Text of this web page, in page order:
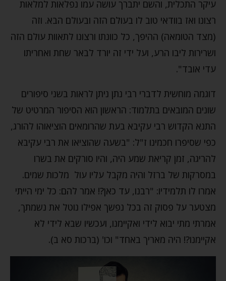
עיקר התכלית, והשם יתברך עושה עמו נפלאות למלאות
רצונו ואז בוודאי טוב לו בעולם הזה ובעולם הבא. וזה
(מצד הטומאה) ההיפך, כל כוונתו ורצונו לתאוות עולם הזה
ושרירות ליבו הרע, ועל ידי זה יורד לבאר שחת ואחריתו
עדי אובד".
דוגמה מוחשית לדברי רבי נתן ניתן לראות בשני סיפורים
שונים המובאים בתלמוד: הראשון הוא הסיפור המרטיט של
התנא הקדוש רבי עקיבא בעת שהרומאים הוציאוהו להורג,
כפי שסיפרו חכמינו ז"ל: "בשעה שהוציאו את רבי עקיבא
להריגה, זמן קריאת שמע היה, והיו סורקים את בשרו
במסרקות של ברזל והיה מקבל עליו עול מלכות שמים.
אמרו לו תלמידיו: "רבנו, עד כאן?! אמר להם: כל ימי הייתי
מצטער על פסוק זה בכל נפשך אפילו נוטל את נשמתך,
אמרתי מתי יבוא לידי ואקיימנו, ועכשיו שבא לידי לא
אקיימנו?! היה מאריך באחד" וכו' (ברכות סא ב).